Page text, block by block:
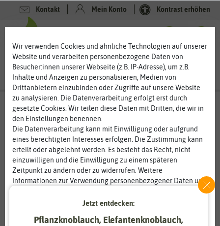
Kontakt Mein Konto Kontrast erhöhen
Wir verwenden Cookies und ähnliche Technologien auf unserer
Website und verarbeiten personenbezogene Daten von
Besucher:innen unserer Webseite (z.B. IP-Adresse), um z.B.
Inhalte und Anzeigen zu personalisieren, Medien von
Drittanbietern einzubinden oder Zugriffe auf unsere Website
zu analysieren. Die Datenverarbeitung erfolgt erst durch
gesetzte Cookies. Wir teilen diese Daten mit Dritten, die wir in
den Einstellungen benennen.
Die Datenverarbeitung kann mit Einwilligung oder aufgrund
eines berechtigten Interesses erfolgen. Die Zustimmung kann
erteilt oder abgelehnt werden. Es besteht das Recht, nicht
einzuwilligen und die Einwilligung zu einem späteren
Zeitpunkt zu ändern oder zu widerrufen. Weitere
Informationen zur Verwendung personenbezogener Daten und
Essenziell Statistik
Jetzt entdecken:
Pflanzknoblauch, Elefantenknoblauch,